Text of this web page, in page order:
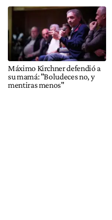
Máximo Kirchner defendió a
su mamá: "Boludeces no, y
mentiras menos"